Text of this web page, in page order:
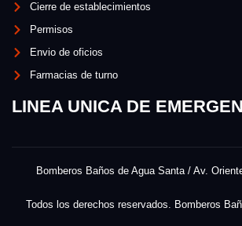
Cierre de establecimientos
Permisos
Envio de oficios
Farmacias de turno
LINEA UNICA DE
Bomberos Baños de Agua Santa / Av.
Todos los derechos reservados. Bomberos